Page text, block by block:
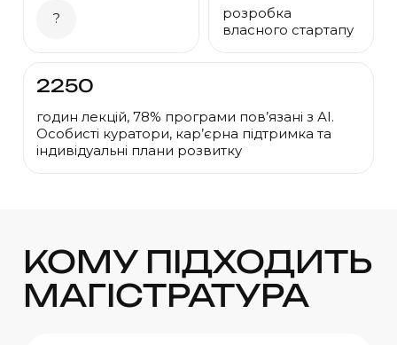
?
розробка
власного стартапу
2250
годин лекцій, 78% програми пов’язані з АІ.
Особисті куратори, кар’єрна підтримка та
індивідуальні плани розвитку
КОМУ ПІДХОДИТЬ
МАГІСТРАТУРА